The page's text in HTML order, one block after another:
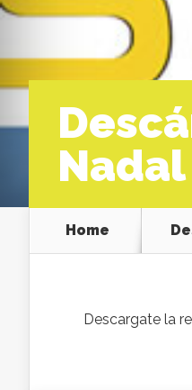
Home
Descargate la